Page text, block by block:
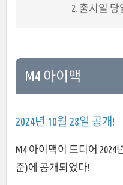
출시일 당
M4 아이맥
2024년 10월 28일 공개!
M4 아이맥이 드디어 2024
준)에 공개되었다!